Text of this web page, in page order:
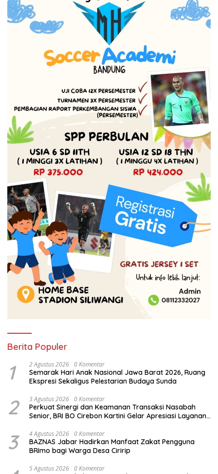
Berita Populer
1 2 Agustus 2026 0 Komentar
Semarak Hari Anak Nasional Jawa Barat 2026, Ruang
Ekspresi Sekaligus Pelestarian Budaya Sunda
2 3 Agustus 2026 0 Komentar
Perkuat Sinergi dan Keamanan Transaksi Nasabah
Senior, BRI BO Cirebon Kartini Gelar Apresiasi Layanan
3 4 Agustus 2026 0 Komentar
BAZNAS Jabar Hadirkan Manfaat Zakat Pengguna
BRImo bagi Warga Desa Ciririp
5 Agustus 2026 0 Komentar